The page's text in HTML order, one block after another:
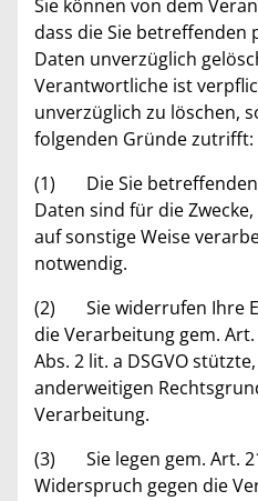
Sie können von dem
dass die Sie betreffenden
Daten unverzüglich
Verantwortliche ist
unverzüglich zu löschen,
folgenden Gründe zutrifft:
(1) Die Sie betreffenden
Daten sind für die
auf sonstige Weise
notwendig.
(2) Sie widerrufen Ihre
die Verarbeitung gem.
Abs. 2 lit. a DSGVO
anderweitigen
Verarbeitung.
(3) Sie legen gem. Art.
Widerspruch gegen die